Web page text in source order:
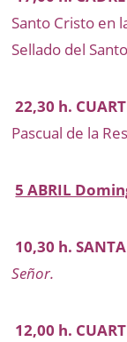
Santo Cristo en
Sellado del
22,30 h.
Pascual de la
5 ABRIL
10,30 h. SANTA
Señor.
12,00 h.